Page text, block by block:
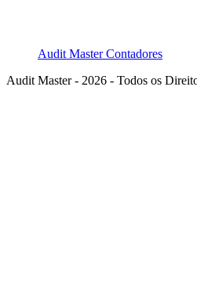
Audit Master Contadores
Audit Master - 2026 - Todos os